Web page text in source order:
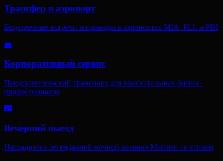
Трансфер в аэропорт
Безупречные встречи и проводы в аэропортах MIA, FLL и PBI
💼
Корпоративный сервис
Представительский транспорт для взыскательных бизнес-
профессионалов
🌃
Вечерний выезд
Насладитесь легендарной ночной жизнью Майами со стилем